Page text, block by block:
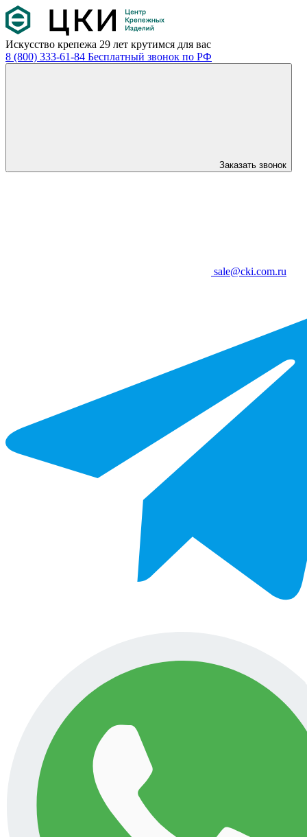
Искусство крепежа 29 лет крутимся для вас
8 (800) 333-61-84 Бесплатный звонок по РФ
Заказать звонок
sale@cki.com.ru